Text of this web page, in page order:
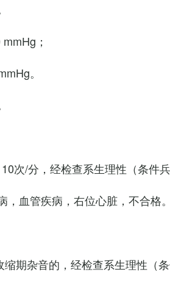
；
。
次/分，经检查系生理性（条件兵
血管疾病，右位心脏，不合格。
缩期杂音的，经检查系生理性（